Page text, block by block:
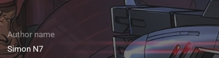
Author name
Simon N7